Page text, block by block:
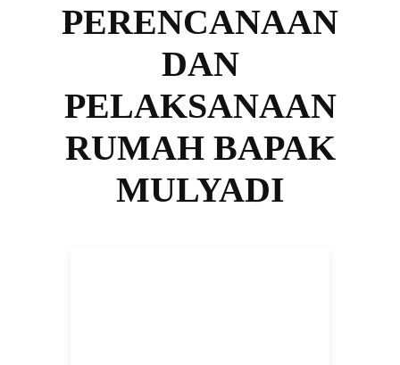
PERENCANAAN
DAN
PELAKSANAAN
RUMAH BAPAK
MULYADI